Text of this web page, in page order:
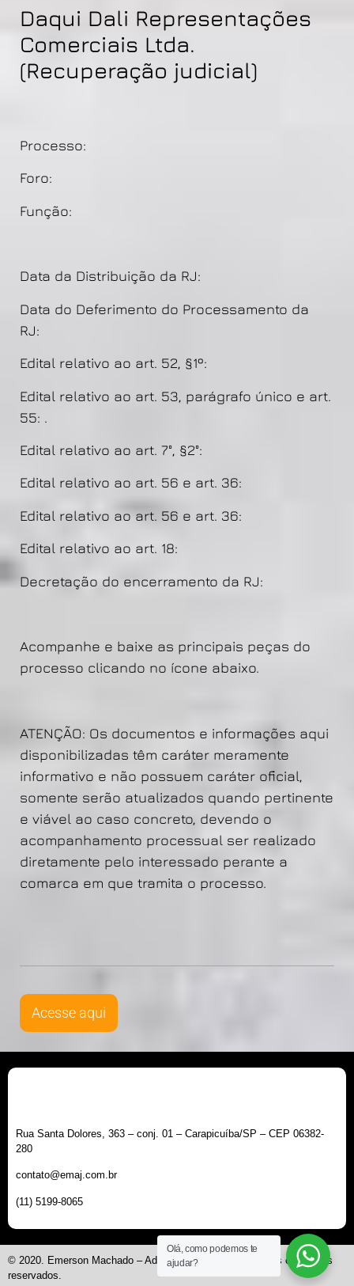
Daqui Dali Representações
Comerciais Ltda.
(Recuperação judicial)
Processo:
Foro:
Função:
Data da Distribuição da RJ:
Data do Deferimento do Processamento da
RJ:
Edital relativo ao art. 52, §1º:
Edital relativo ao art. 53, parágrafo único e art.
55: .
Edital relativo ao art. 7°, §2°:
Edital relativo ao art. 56 e art. 36:
Edital relativo ao art. 56 e art. 36:
Edital relativo ao art. 18:
Decretação do encerramento da RJ:
Acompanhe e baixe as principais peças do
processo clicando no ícone abaixo.
ATENÇÃO: Os documentos e informações aqui
disponibilizadas têm caráter meramente
informativo e não possuem caráter oficial,
somente serão atualizados quando pertinente
e viável ao caso concreto, devendo o
acompanhamento processual ser realizado
diretamente pelo interessado perante a
comarca em que tramita o processo.
Acesse aqui
Rua Santa Dolores, 363 – conj. 01 – Carapicuíba/SP – CEP 06382-
280
contato@emaj.com.br
(11) 5199-8065
© 2020. Emerson Machado – Administração Judicial. Todos os direitos
reservados.
Olá, como podemos te
ajudar?